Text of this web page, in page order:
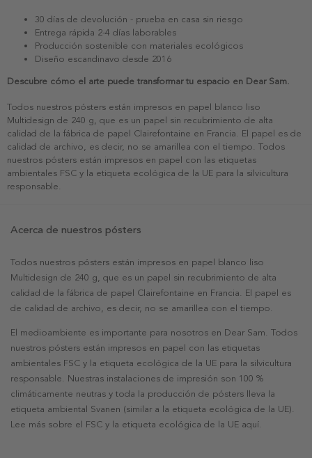
30 días de devolución - prueba en casa sin riesgo
Entrega rápida 2-4 días laborables
Producción sostenible con materiales ecológicos
Diseño escandinavo desde 2016
Descubre cómo el arte puede transformar tu espacio en Dear Sam.
Todos nuestros pósters están impresos en papel blanco liso
Multidesign de 240 g, que es un papel sin recubrimiento de alta
calidad de la fábrica de papel Clairefontaine en Francia. El papel es de
calidad de archivo, es decir, no se amarillea con el tiempo. Todos
nuestros pósters están impresos en papel con las etiquetas
ambientales FSC y la etiqueta ecológica de la UE para la silvicultura
responsable.
Acerca de nuestros pósters
Todos nuestros pósters están impresos en papel blanco liso
Multidesign de 240 g, que es un papel sin recubrimiento de alta
calidad de la fábrica de papel Clairefontaine en Francia. El papel es
de calidad de archivo, es decir, no se amarillea con el tiempo.
El medioambiente es importante para nosotros en Dear Sam. Todos
nuestros pósters están impresos en papel con las etiquetas
ambientales FSC y la etiqueta ecológica de la UE para la silvicultura
responsable. Nuestras instalaciones de impresión son 100 %
climáticamente neutras y toda la producción de pósters lleva la
etiqueta ambiental Svanen (similar a la etiqueta ecológica de la UE).
Lee más sobre el FSC y la etiqueta ecológica de la UE aquí.